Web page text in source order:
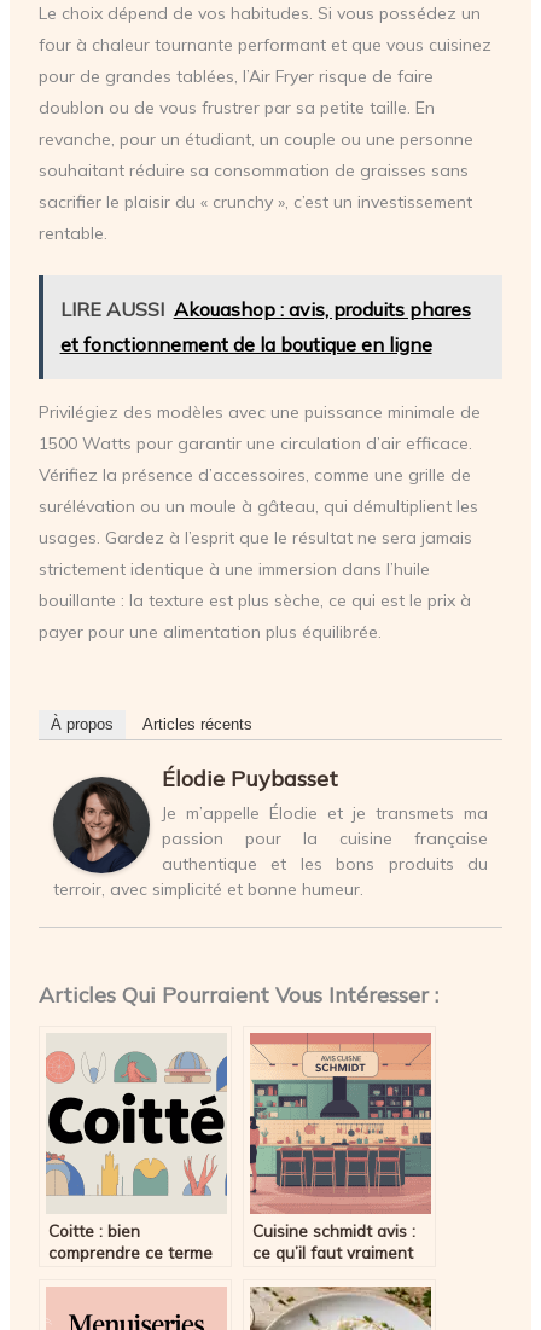
Le choix dépend de vos habitudes. Si vous possédez un
four à chaleur tournante performant et que vous cuisinez
pour de grandes tablées, l’Air Fryer risque de faire
doublon ou de vous frustrer par sa petite taille. En
revanche, pour un étudiant, un couple ou une personne
souhaitant réduire sa consommation de graisses sans
sacrifier le plaisir du « crunchy », c’est un investissement
rentable.
LIRE AUSSI Akouashop : avis, produits phares
et fonctionnement de la boutique en ligne
Privilégiez des modèles avec une puissance minimale de
1500 Watts pour garantir une circulation d’air efficace.
Vérifiez la présence d’accessoires, comme une grille de
surélévation ou un moule à gâteau, qui démultiplient les
usages. Gardez à l’esprit que le résultat ne sera jamais
strictement identique à une immersion dans l’huile
bouillante : la texture est plus sèche, ce qui est le prix à
payer pour une alimentation plus équilibrée.
À propos Articles récents
Élodie Puybasset
Je m’appelle Élodie et je transmets ma
passion pour la cuisine française
authentique et les bons produits du
terroir, avec simplicité et bonne humeur.
Articles Qui Pourraient Vous Intéresser :
Coitte : bien
comprendre ce terme
Cuisine schmidt avis :
ce qu’il faut vraiment
lancer